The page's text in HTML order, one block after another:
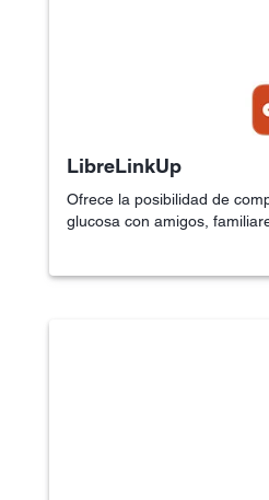
LibreLinkUp
Ofrece la posibilidad de
glucosa con amigos,